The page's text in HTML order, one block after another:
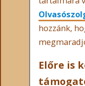
hozzánk,
Előre is